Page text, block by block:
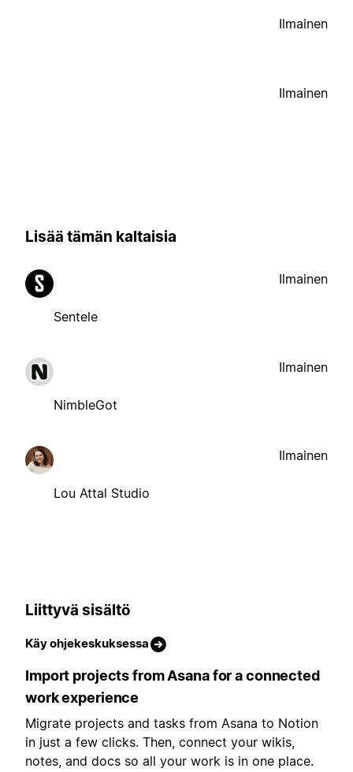
Ilmainen
Ilmainen
Lisää tämän kaltaisia
Sentele
Ilmainen
NimbleGot
Ilmainen
Lou Attal Studio
Ilmainen
Liittyvä sisältö
Käy ohjekeskuksessa
Import projects from Asana for a connected
work experience
Migrate projects and tasks from Asana to Notion
in just a few clicks. Then, connect your wikis,
notes, and docs so all your work is in one place.